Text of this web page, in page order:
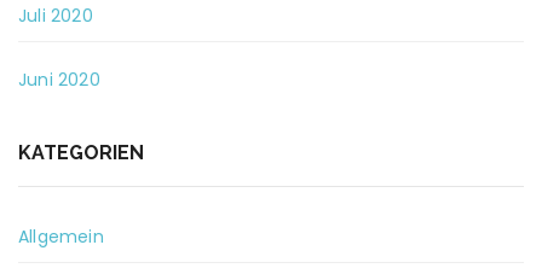
Juli 2020
Juni 2020
KATEGORIEN
Allgemein